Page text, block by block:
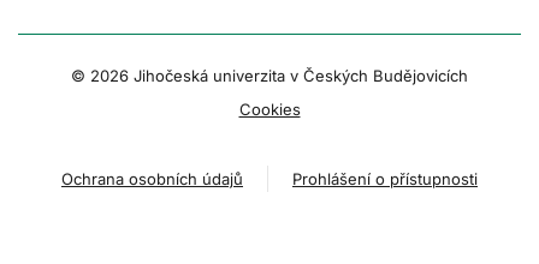
© 2026 Jihočeská univerzita v Českých Budějovicích
Cookies
Ochrana osobních údajů Prohlášení o přístupnosti